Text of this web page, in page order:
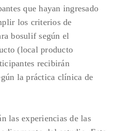
que hayan ingresado
los criterios de
bosulif según el
(local producto
recibirán
la práctica clínica de
las experiencias de las